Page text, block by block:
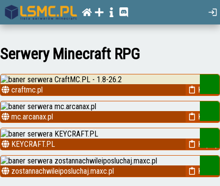
Serwery Minecraft RPG
craftmc.pl Kopiuj
mc.arcanax.pl Kopiuj
KEYCRAFT.PL Kopiuj
zostannachwileiposluchaj.maxc.pl Kopiuj